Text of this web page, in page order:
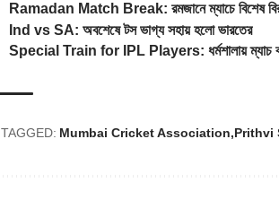
Ramadan Match Break: রমজানে ম্যাচে বিশেষ
Ind vs SA: অবশেষে টস ভাগ্য সহায় হলো ভারতের
Special Train for IPL Players: ধর্মশালায় ম্যাচ বন্ধ,
TAGGED: Mumbai Cricket Association Prithvi